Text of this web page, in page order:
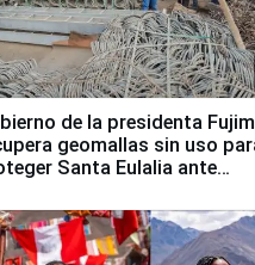
de la presidenta
geomallas sin uso
Santa Eulalia ante